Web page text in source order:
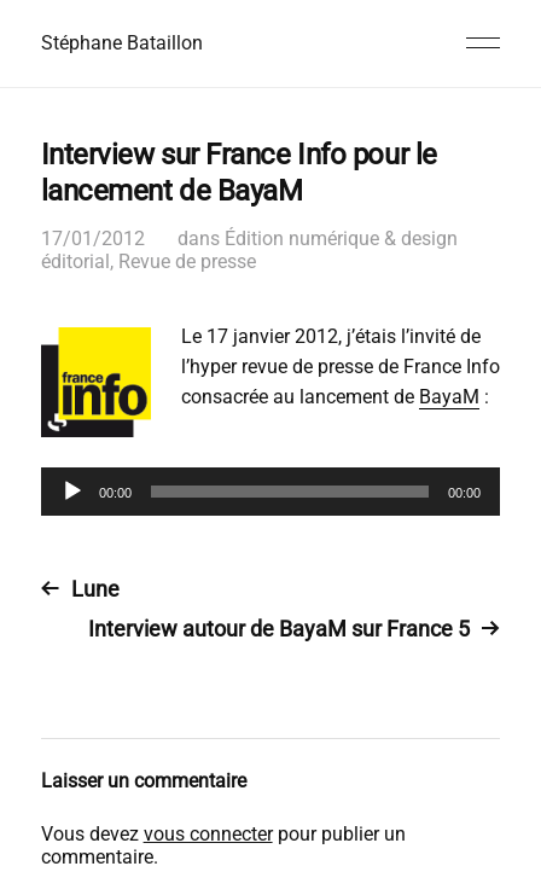
Stéphane Bataillon
Interview sur France Info pour le
lancement de BayaM
17/01/2012 dans Édition numérique & design
éditorial, Revue de presse
Le 17 janvier 2012, j’étais l’invité de
l’hyper revue de presse de France Info
consacrée au lancement de BayaM :
e
c
t
u
00:00 00:00
Lune
Interview autour de BayaM sur France 5
Laisser un commentaire
Vous devez vous connecterpour publier un
commentaire.